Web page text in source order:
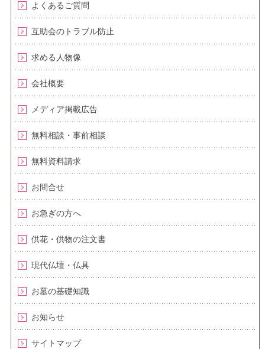
よくあるご質問
互助会のトラブル防止
求める人物像
会社概要
メディア掲載広告
無料相談・事前相談
無料資料請求
お問合せ
お急ぎの方へ
供花・供物の注文書
現代仏壇・仏具
お墓の基礎知識
お知らせ
サイトマップ